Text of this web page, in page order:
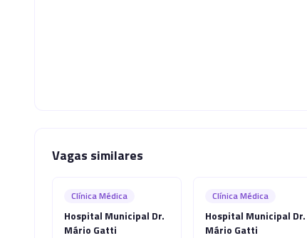
Vagas similares
Clínica Médica
Hospital Municipal Dr.
Mário Gatti
Clínica Médica
Hospital Municipal Dr.
Mário Gatti